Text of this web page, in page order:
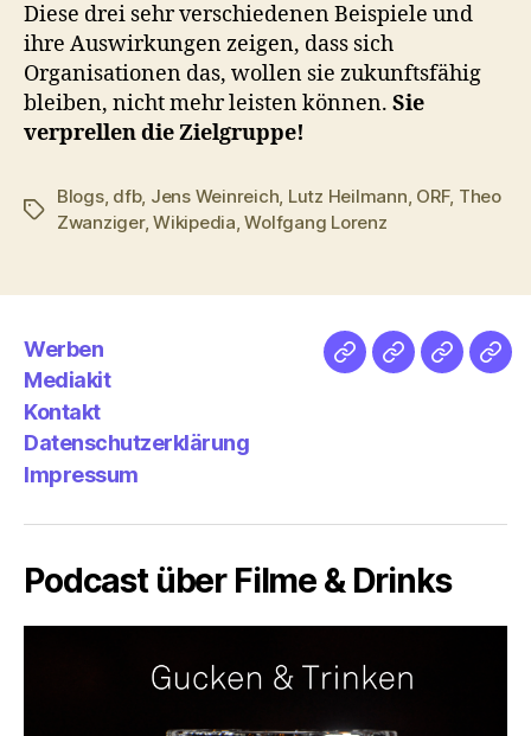
Diese drei sehr verschiedenen Beispiele und
ihre Auswirkungen zeigen, dass sich
Organisationen das, wollen sie zukunftsfähig
bleiben, nicht mehr leisten können. Sie
verprellen die Zielgruppe!
Schlagwörter
Blogs, dfb, Jens Weinreich, Lutz Heilmann, ORF, Theo
Zwanziger,Wikipedia,Wolfgang Lorenz
Werben
Mediakit
Kontakt
Datenschutzerklärung
Impressum
NetzMedien
Podcast über Filme & Drinks